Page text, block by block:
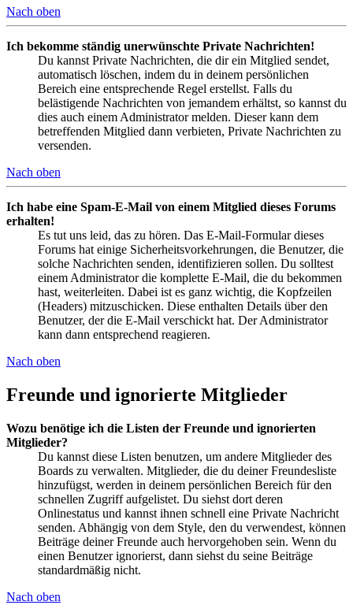
Nach oben
Ich bekomme ständig unerwünschte Private Nachrichten!
Du kannst Private Nachrichten, die dir ein Mitglied sendet,
automatisch löschen, indem du in deinem persönlichen
Bereich eine entsprechende Regel erstellst. Falls du
belästigende Nachrichten von jemandem erhältst, so kannst du
dies auch einem Administrator melden. Dieser kann dem
betreffenden Mitglied dann verbieten, Private Nachrichten zu
versenden.
Nach oben
Ich habe eine Spam-E-Mail von einem Mitglied dieses Forums
erhalten!
Es tut uns leid, das zu hören. Das E-Mail-Formular dieses
Forums hat einige Sicherheitsvorkehrungen, die Benutzer, die
solche Nachrichten senden, identifizieren sollen. Du solltest
einem Administrator die komplette E-Mail, die du bekommen
hast, weiterleiten. Dabei ist es ganz wichtig, die Kopfzeilen
(Headers) mitzuschicken. Diese enthalten Details über den
Benutzer, der die E-Mail verschickt hat. Der Administrator
kann dann entsprechend reagieren.
Nach oben
Freunde und ignorierte Mitglieder
Wozu benötige ich die Listen der Freunde und ignorierten
Mitglieder?
Du kannst diese Listen benutzen, um andere Mitglieder des
Boards zu verwalten. Mitglieder, die du deiner Freundesliste
hinzufügst, werden in deinem persönlichen Bereich für den
schnellen Zugriff aufgelistet. Du siehst dort deren
Onlinestatus und kannst ihnen schnell eine Private Nachricht
senden. Abhängig von dem Style, den du verwendest, können
Beiträge deiner Freunde auch hervorgehoben sein. Wenn du
einen Benutzer ignorierst, dann siehst du seine Beiträge
standardmäßig nicht.
Nach oben